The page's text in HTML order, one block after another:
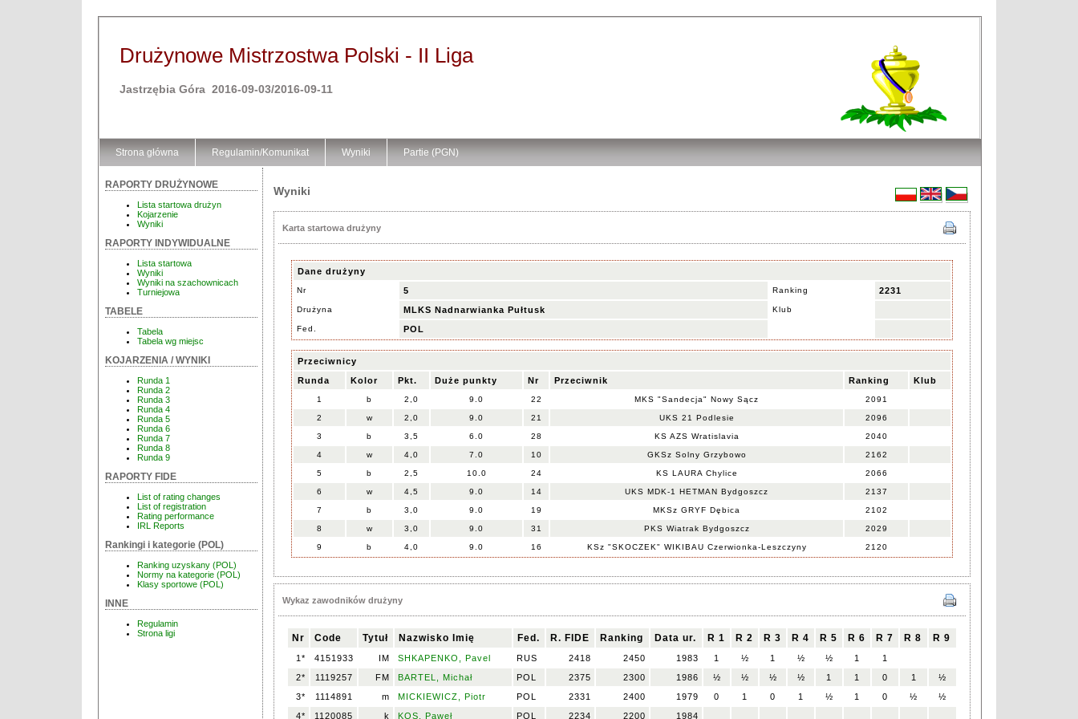
Drużynowe Mistrzostwa Polski - II Liga
Jastrzębia Góra 2016-09-03/2016-09-11
Strona główna Regulamin/Komunikat Wyniki Partie (PGN)
RAPORTY DRUŻYNOWE
Lista startowa drużyn
Kojarzenie
Wyniki
RAPORTY INDYWIDUALNE
Lista startowa
Wyniki
Wyniki na szachownicach
Turniejowa
TABELE
Tabela
Tabela wg miejsc
KOJARZENIA / WYNIKI
Runda 1
Runda 2
Runda 3
Runda 4
Runda 5
Runda 6
Runda 7
Runda 8
Runda 9
RAPORTY FIDE
List of rating changes
List of registration
Rating performance
IRL Reports
Rankingi i kategorie (POL)
Ranking uzyskany (POL)
Normy na kategorie (POL)
Klasy sportowe (POL)
INNE
Regulamin
Strona ligi
Wyniki
Karta startowa drużyny
Dane drużyny
Nr 5 Ranking 2231
Drużyna MLKS Nadnarwianka Pułtusk Klub
Fed. POL
Przeciwnicy
Runda
Kolor Pkt. Duże punkty Nr Przeciwnik Ranking Klub
1 b 2,0 9.0 22 MKS "Sandecja" Nowy Sącz 2091
2 w 2,0 9.0 21 UKS 21 Podlesie 2096
3 b 3,5 6.0 28 KS AZS Wratislavia 2040
4 w 4,0 7.0 10 GKSz Solny Grzybowo 2162
5 b 2,5 10.0 24 KS LAURA Chylice 2066
6 w 4,5 9.0 14 UKS MDK-1 HETMAN Bydgoszcz 2137
7 b 3,0 9.0 19 MKSz GRYF Dębica 2102
8 w 3,0 9.0 31 PKS Wiatrak Bydgoszcz 2029
9 b 4,0 9.0 16 KSz "SKOCZEK" WIKIBAU Czerwionka-Leszczyny 2120
Wykaz zawodników drużyny
Nr Code Tytuł Nazwisko Imię Fed. R. FIDE Ranking Data ur. R 1 R 2 R 3 R 4 R 5 R 6 R 7 R 8 R 9
1* 4151933 IM SHKAPENKO, Pavel RUS 2418 2450 1983 1 ½ 1 ½ ½ 1
1
2*
1119257 FM BARTEL, Michał POL 2375 2300 1986 ½ ½ ½ ½ 1 1 0 1
½
3*
1114891 m MICKIEWICZ, Piotr POL 2331 2400 1979 0 1 0 1 ½ 1 0 ½
½
4*
1120085 k KOS, Paweł POL 2234 2200 1984